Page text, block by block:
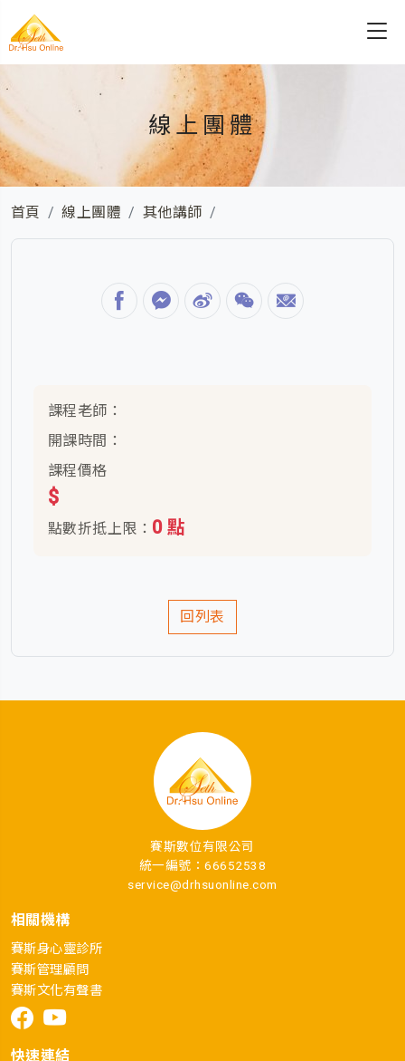
線上團體
首頁 線上團體 其他講師
課程老師：
開課時間：
課程價格
$
點數折抵上限： 0 點
回列表
賽斯數位有限公司
統一編號：66652538
service@drhsuonline.com
相關機構
賽斯身心靈診所
賽斯管理顧問
賽斯文化有聲書
快速連結